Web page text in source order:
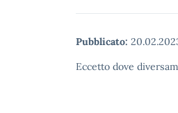
Pubblicato:
Eccetto dove